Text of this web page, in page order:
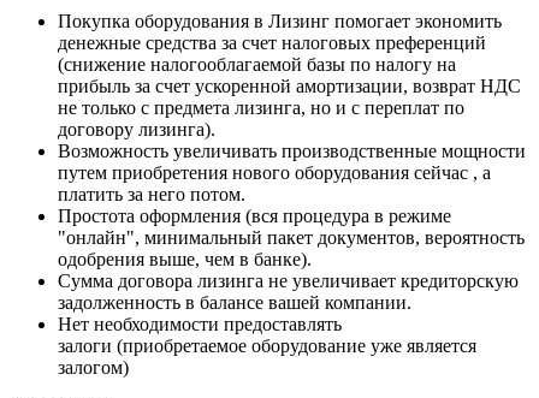
Покупка оборудования в Лизинг помогает экономить
денежные средства за счет налоговых преференций
(снижение налогооблагаемой базы по налогу на
прибыль за счет ускоренной амортизации, возврат НДС
не только с предмета лизинга, но и с переплат по
договору лизинга).
Возможность увеличивать производственные мощности
путем приобретения нового оборудования сейчас , а
платить за него потом.
Простота оформления (вся процедура в режиме
"онлайн", минимальный пакет документов, вероятность
одобрения выше, чем в банке).
Сумма договора лизинга не увеличивает кредиторскую
задолженность в балансе вашей компании.
Нет необходимости предоставлять
залоги (приобретаемое оборудование уже является
залогом)